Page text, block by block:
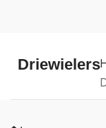
Driewielers